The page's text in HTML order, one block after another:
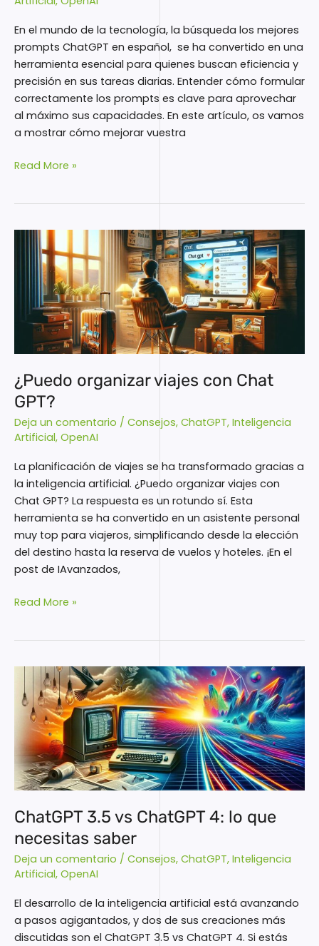
En el mundo de la tecnología, la búsqueda los mejores
prompts ChatGPT en español, se ha convertido en una
herramienta esencial para quienes buscan eficiencia y
precisión en sus tareas diarias. Entender cómo formular
correctamente los prompts es clave para aprovechar
al máximo sus capacidades. En este artículo, os vamos
a mostrar cómo mejorar vuestra
Read More »
¿Puedo organizar viajes con Chat
GPT?
Deja un comentario / Consejos, ChatGPT, Inteligencia
Artificial, OpenAI
La planificación de viajes se ha transformado gracias a
la inteligencia artificial. ¿Puedo organizar viajes con
Chat GPT? La respuesta es un rotundo sí. Esta
herramienta se ha convertido en un asistente personal
muy top para viajeros, simplificando desde la elección
del destino hasta la reserva de vuelos y hoteles. ¡En el
post de IAvanzados,
¿Puedo
organizar
viajes
con
Chat
GPT?
Read More »
ChatGPT 3.5 vs ChatGPT 4: lo que
necesitas saber
Deja un comentario / Consejos, ChatGPT, Inteligencia
Artificial, OpenAI
El desarrollo de la inteligencia artificial está avanzando
a pasos agigantados, y dos de sus creaciones más
discutidas son el ChatGPT 3.5 vs ChatGPT 4. Si estás
ChatGPT
3.5
vs
ChatGPT
4:
lo
que
necesitas
saber